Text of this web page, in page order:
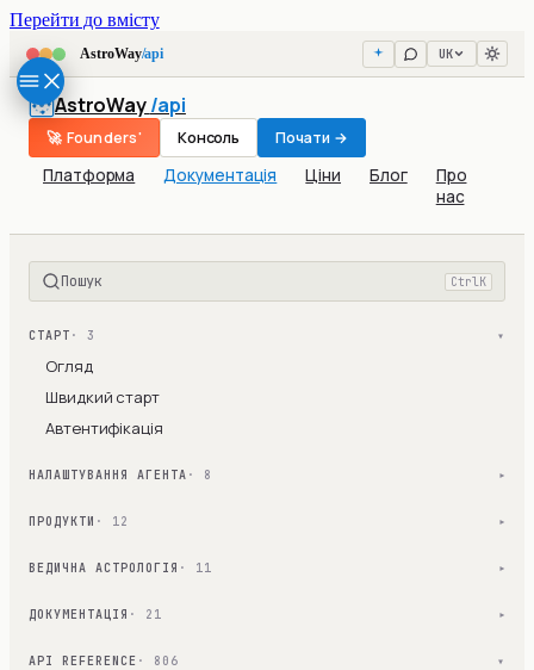
Перейти до вмісту
AstroWay/api UK
AstroWay/api
Платформа Документація Ціни Блог
Про
нас
🚀 Founders' Консоль Почати →
Пошук Ctrl K
СТАРТ · 3 ▾
Огляд
Швидкий старт
Автентифікація
НАЛАШТУВАННЯ АГЕНТА · 8 ▾
ПРОДУКТИ · 12 ▾
ВЕДИЧНА АСТРОЛОГІЯ · 11 ▾
ДОКУМЕНТАЦІЯ · 21 ▾
API REFERENCE · 806 ▾